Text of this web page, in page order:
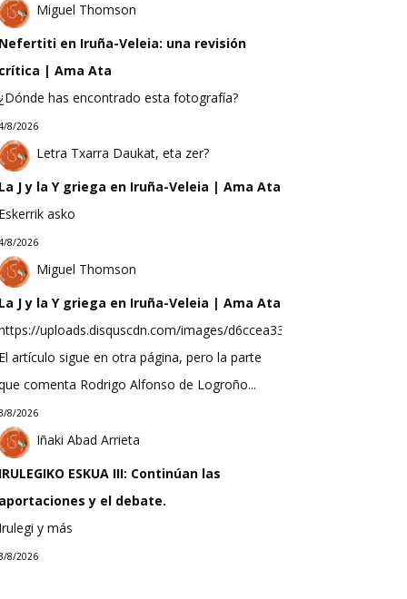
Miguel Thomson
en Iruña-Veleia: una revisión
| Ama Ata
has encontrado esta fotografía?
8/2026
Letra Txarra Daukat, eta zer?
J y la Y griega en Iruña-Veleia | Ama Ata
asko
8/2026
Miguel Thomson
J y la Y griega en Iruña-Veleia | Ama Ata
uploads.disquscdn.com/images/
artículo sigue en otra página, pero la parte
comenta Rodrigo Alfonso de Logroño...
8/2026
Iñaki Abad Arrieta
ESKUA III: Continúan las
y el debate.
y más
8/2026